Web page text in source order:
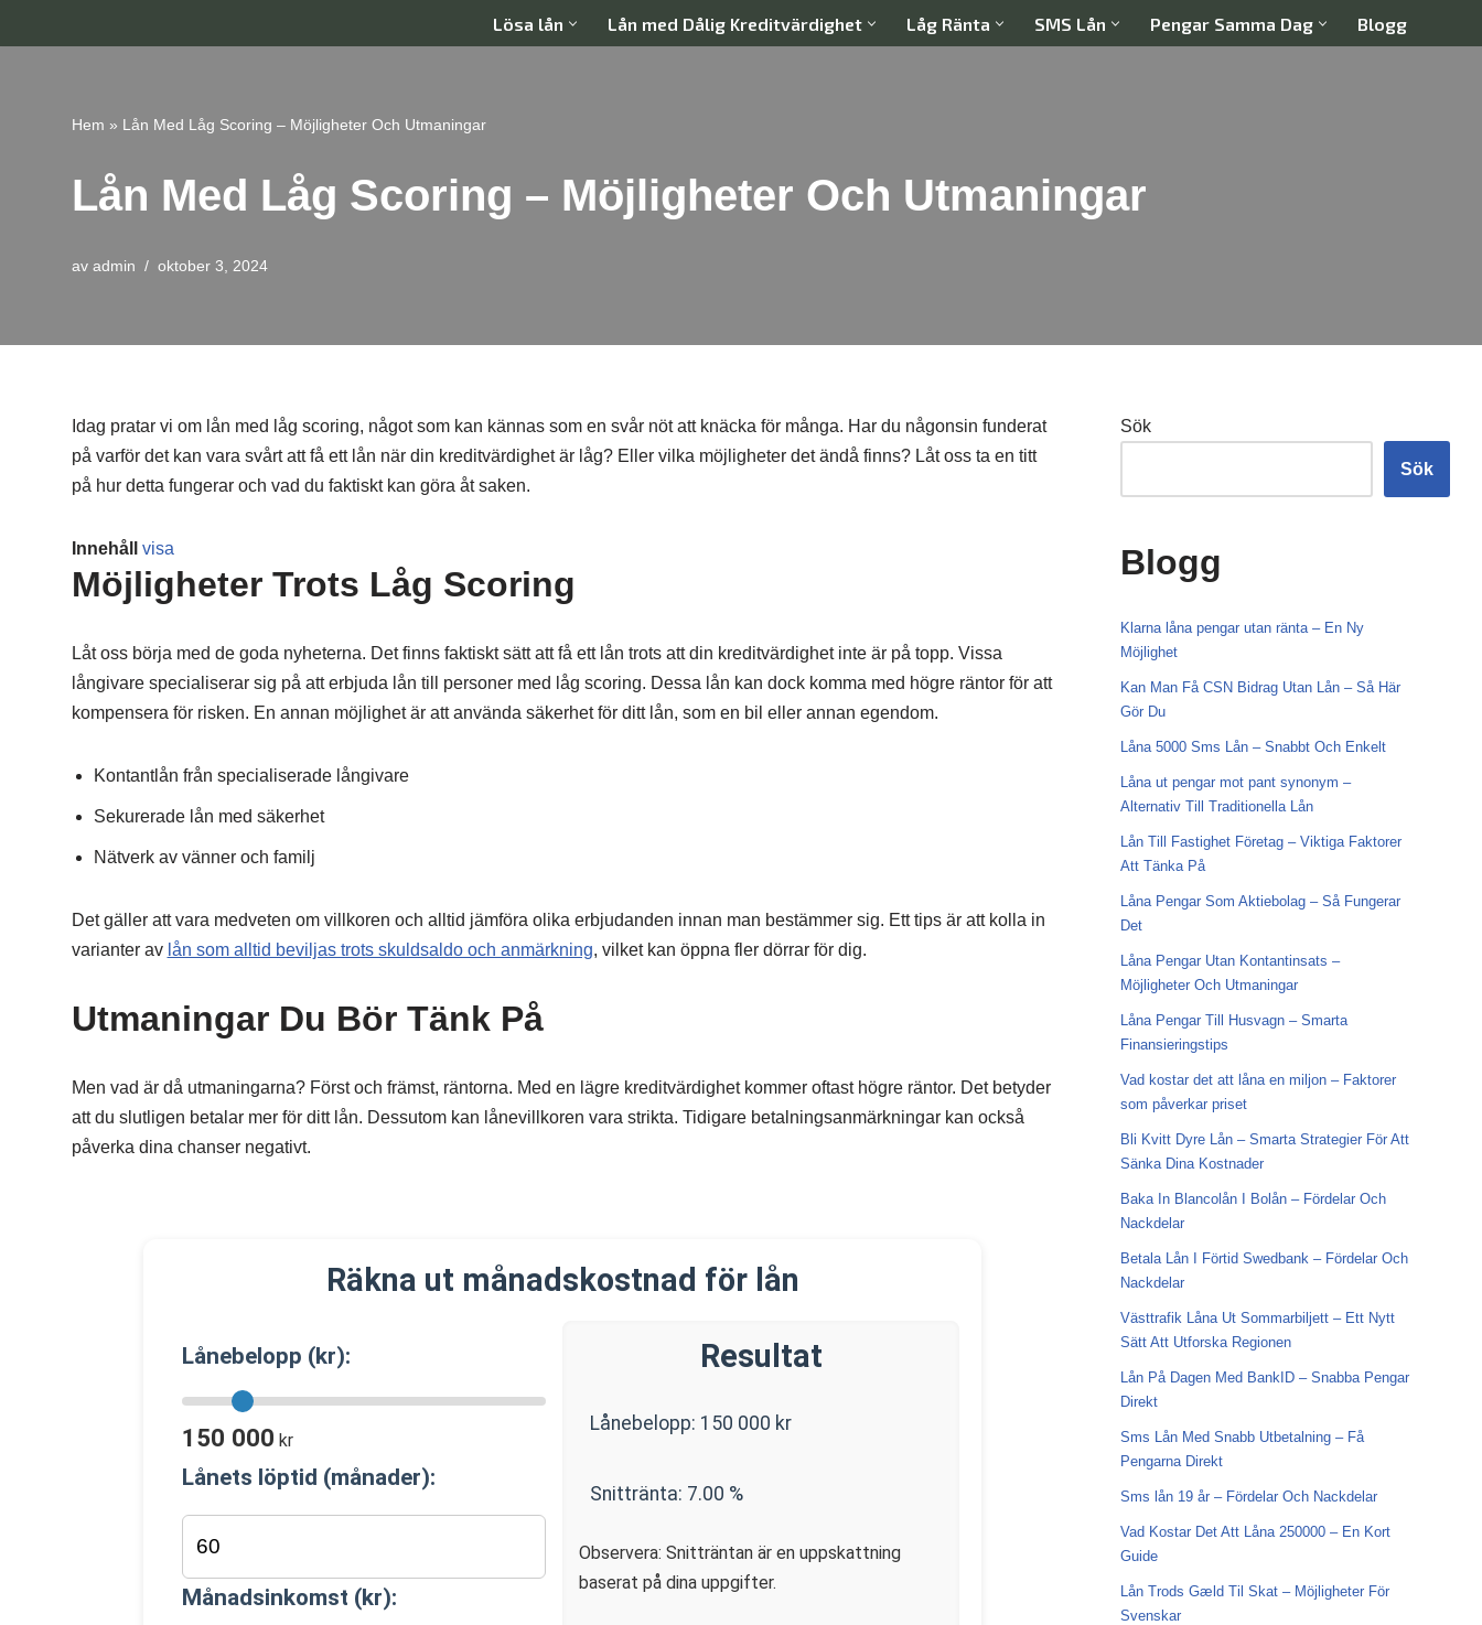
innehåll
Lösa lån Lån med Dålig Kreditvärdighet Låg Ränta SMS Lån Pengar Samma Dag Blogg
Hem » Lån Med Låg Scoring – Möjligheter Och Utmaningar
Lån Med Låg Scoring – Möjligheter Och Utmaningar
av admin oktober 3, 2024
Idag pratar vi om lån med låg scoring, något som kan kännas som en svår nöt att knäcka för många. Har du någonsin funderat
på varför det kan vara svårt att få ett lån när din kreditvärdighet är låg? Eller vilka möjligheter det ändå finns? Låt oss ta en titt
på hur detta fungerar och vad du faktiskt kan göra åt saken.
Innehåll visa
Möjligheter Trots Låg Scoring
Låt oss börja med de goda nyheterna. Det finns faktiskt sätt att få ett lån trots att din kreditvärdighet inte är på topp. Vissa
långivare specialiserar sig på att erbjuda lån till personer med låg scoring. Dessa lån kan dock komma med högre räntor för att
kompensera för risken. En annan möjlighet är att använda säkerhet för ditt lån, som en bil eller annan egendom.
Kontantlån från specialiserade långivare
Sekurerade lån med säkerhet
Nätverk av vänner och familj
Det gäller att vara medveten om villkoren och alltid jämföra olika erbjudanden innan man bestämmer sig. Ett tips är att kolla in
varianter av lån som alltid beviljas trots skuldsaldo och anmärkning, vilket kan öppna fler dörrar för dig.
Utmaningar Du Bör Tänk På
Men vad är då utmaningarna? Först och främst, räntorna. Med en lägre kreditvärdighet kommer oftast högre räntor. Det betyder
att du slutligen betalar mer för ditt lån. Dessutom kan lånevillkoren vara strikta. Tidigare betalningsanmärkningar kan också
påverka dina chanser negativt.
Räkna ut månadskostnad för lån
Lånebelopp (kr):
150 000 kr
Lånets löptid (månader):
Månadsinkomst (kr):
Resultat
Lånebelopp: 150 000 kr
Snittränta: 7.00 %
Observera: Snitträntan är en uppskattning
baserat på dina uppgifter.
Sök
Sök
Blogg
Klarna låna pengar utan ränta – En Ny
Möjlighet
Kan Man Få CSN Bidrag Utan Lån – Så Här
Gör Du
Låna 5000 Sms Lån – Snabbt Och Enkelt
Låna ut pengar mot pant synonym –
Alternativ Till Traditionella Lån
Lån Till Fastighet Företag – Viktiga Faktorer
Att Tänka På
Låna Pengar Som Aktiebolag – Så Fungerar
Det
Låna Pengar Utan Kontantinsats –
Möjligheter Och Utmaningar
Låna Pengar Till Husvagn – Smarta
Finansieringstips
Vad kostar det att låna en miljon – Faktorer
som påverkar priset
Bli Kvitt Dyre Lån – Smarta Strategier För Att
Sänka Dina Kostnader
Baka In Blancolån I Bolån – Fördelar Och
Nackdelar
Betala Lån I Förtid Swedbank – Fördelar Och
Nackdelar
Västtrafik Låna Ut Sommarbiljett – Ett Nytt
Sätt Att Utforska Regionen
Lån På Dagen Med BankID – Snabba Pengar
Direkt
Sms Lån Med Snabb Utbetalning – Få
Pengarna Direkt
Sms lån 19 år – Fördelar Och Nackdelar
Vad Kostar Det Att Låna 250000 – En Kort
Guide
Lån Trods Gæld Til Skat – Möjligheter För
Svenskar